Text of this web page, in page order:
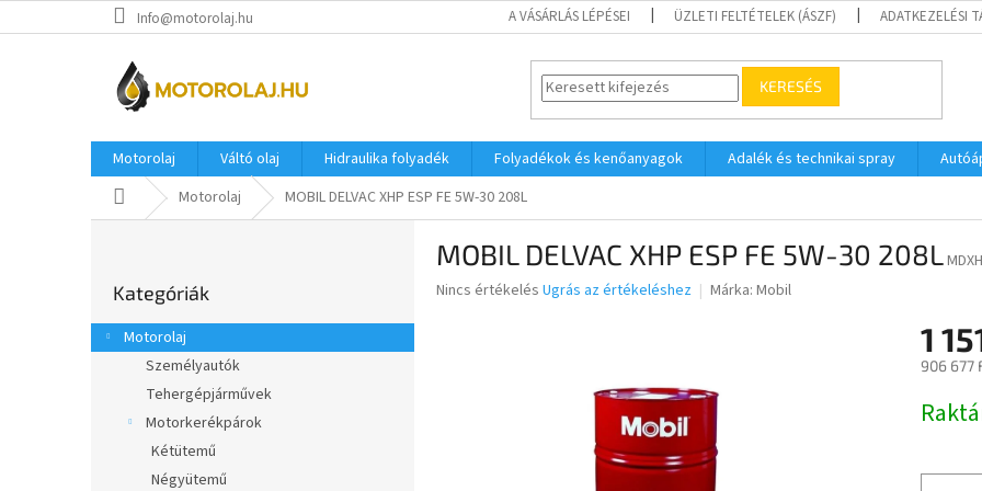
a
Info@motorolaj.hu A VÁSÁRLÁS LÉPÉSEI ÜZLETI FELTÉTELEK (ÁSZF) ADATKEZELÉSI
KERESÉS
Motorolaj Váltó olaj Hidraulika folyadék Folyadékok és kenőanyagok Adalék és technikai spray
KezdőlapMotorolaj MOBIL DELVAC XHP ESP FE 5W-30 208L
l
s
átugrása
Kategóriák
Motorolaj
Személyautók
Tehergépjárművek
Motorkerékpárok
Kétütemű
Négyütemű
MOBIL DELVAC XHP ESP FE 5W-30 208L
A
Nincs értékelés Ugrás az értékeléshez Márka: Mobil
1
906 677